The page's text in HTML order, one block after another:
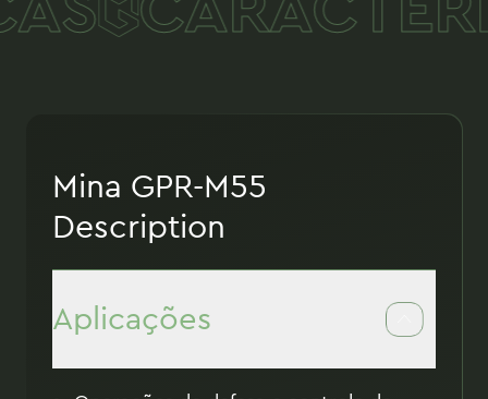
Mina GPR-M55
Description
Aplicações